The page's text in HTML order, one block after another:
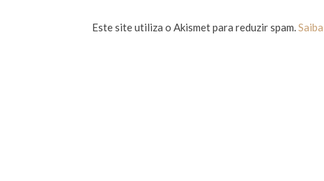
Este site utiliza o Akismet para reduzir spam.